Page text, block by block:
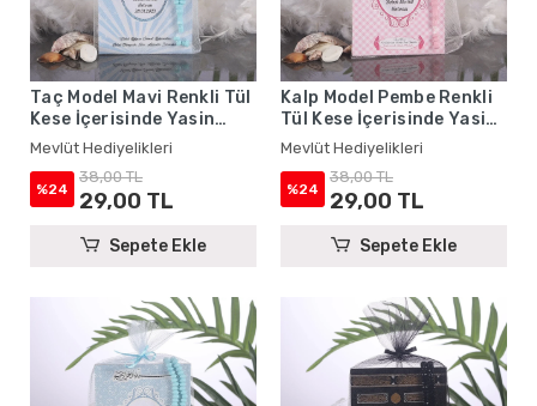
Taç Model Mavi Renkli Tül
Kese İçerisinde Yasin
Kitabı ve Tesbih - Mevlüt
Hediyelikleri
Mevlüt Hediyelikleri
%24
38,00 TL
29,00 TL
Sepete Ekle
Kalp Model Pembe Renkli
Tül Kese İçerisinde Yasin
Kitabı ve Tesbih - Mevlüt
Hediyelikleri
Mevlüt Hediyelikleri
%24
38,00 TL
29,00 TL
Sepete Ekle